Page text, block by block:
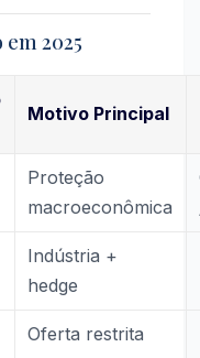
2025
Motivo Principal
Proteção
macroeconômica
Indústria +
hedge
Oferta restrita